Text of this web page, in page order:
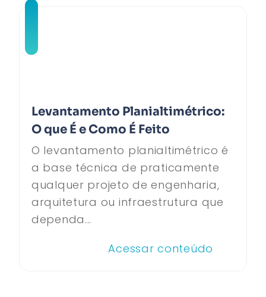
Levantamento Planialtimétrico:
O que É e Como É Feito
O levantamento planialtimétrico é
a base técnica de praticamente
qualquer projeto de engenharia,
arquitetura ou infraestrutura que
dependa...
Acessar conteúdo